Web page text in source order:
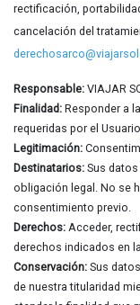
rectificación,
cancelación del
Responsable: VIAJAR
Finalidad: Responder a
requeridas por el Usuario.
Legitimación:
Destinatarios: Sus
obligación legal. No se
consentimiento previo.
Derechos: Acceder,
derechos indicados en
Conservación: Sus
de nuestra titularidad